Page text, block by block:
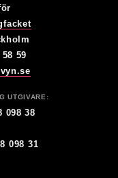
59
UTGIVARE:
098 38
098 31